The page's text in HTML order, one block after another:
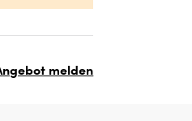
melden